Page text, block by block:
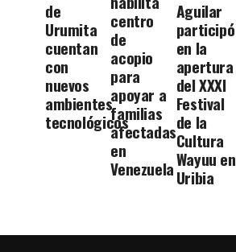
de
Urumita
cuentan
con
nuevos
ambientes
tecnológicos
centro
de
acopio
para
apoyar a
familias
afectadas
en
Venezuela
Aguilar
participó
en la
apertura
del XXXI
Festival
de la
Cultura
Wayuu en
Uribia